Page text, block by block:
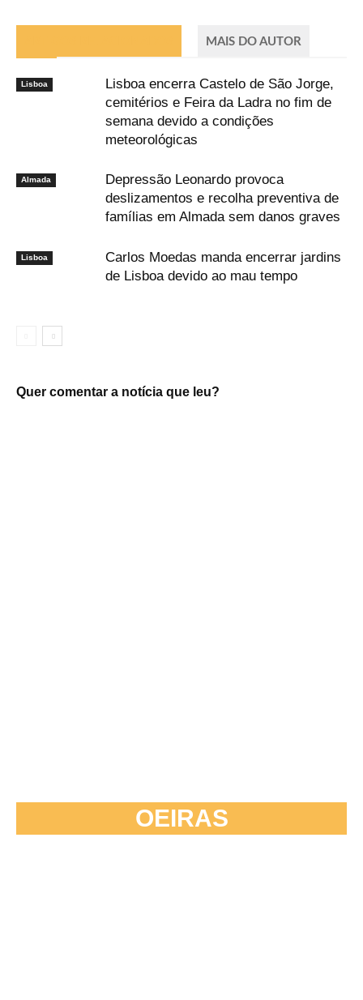
MAIS DO AUTOR
Lisboa
Lisboa encerra Castelo de São Jorge,
cemitérios e Feira da Ladra no fim de
semana devido a condições
meteorológicas
Almada
Depressão Leonardo provoca
deslizamentos e recolha preventiva de
famílias em Almada sem danos graves
Lisboa
Carlos Moedas manda encerrar jardins
de Lisboa devido ao mau tempo
Quer comentar a notícia que leu?
OEIRAS